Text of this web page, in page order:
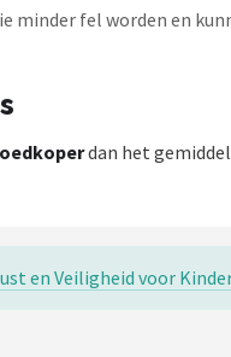
minder fel worden en
dan het
en Veiligheid voor